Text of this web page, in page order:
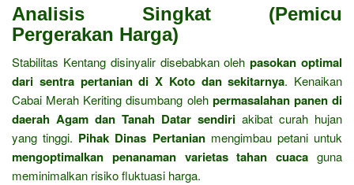
Analisis Singkat (Pemicu
Pergerakan Harga)
Stabilitas Kentang disinyalir disebabkan olehpasokan optimal
dari sentra pertanian di X Koto dan sekitarnya. Kenaikan
Cabai Merah Keriting disumbang oleh permasalahan panen di
daerah Agam dan Tanah Datar sendiri akibat curah hujan
yang tinggi. Pihak Dinas Pertanianmengimbau petani untuk
mengoptimalkan penanaman varietas tahan cuaca guna
meminimalkan risiko fluktuasi harga.